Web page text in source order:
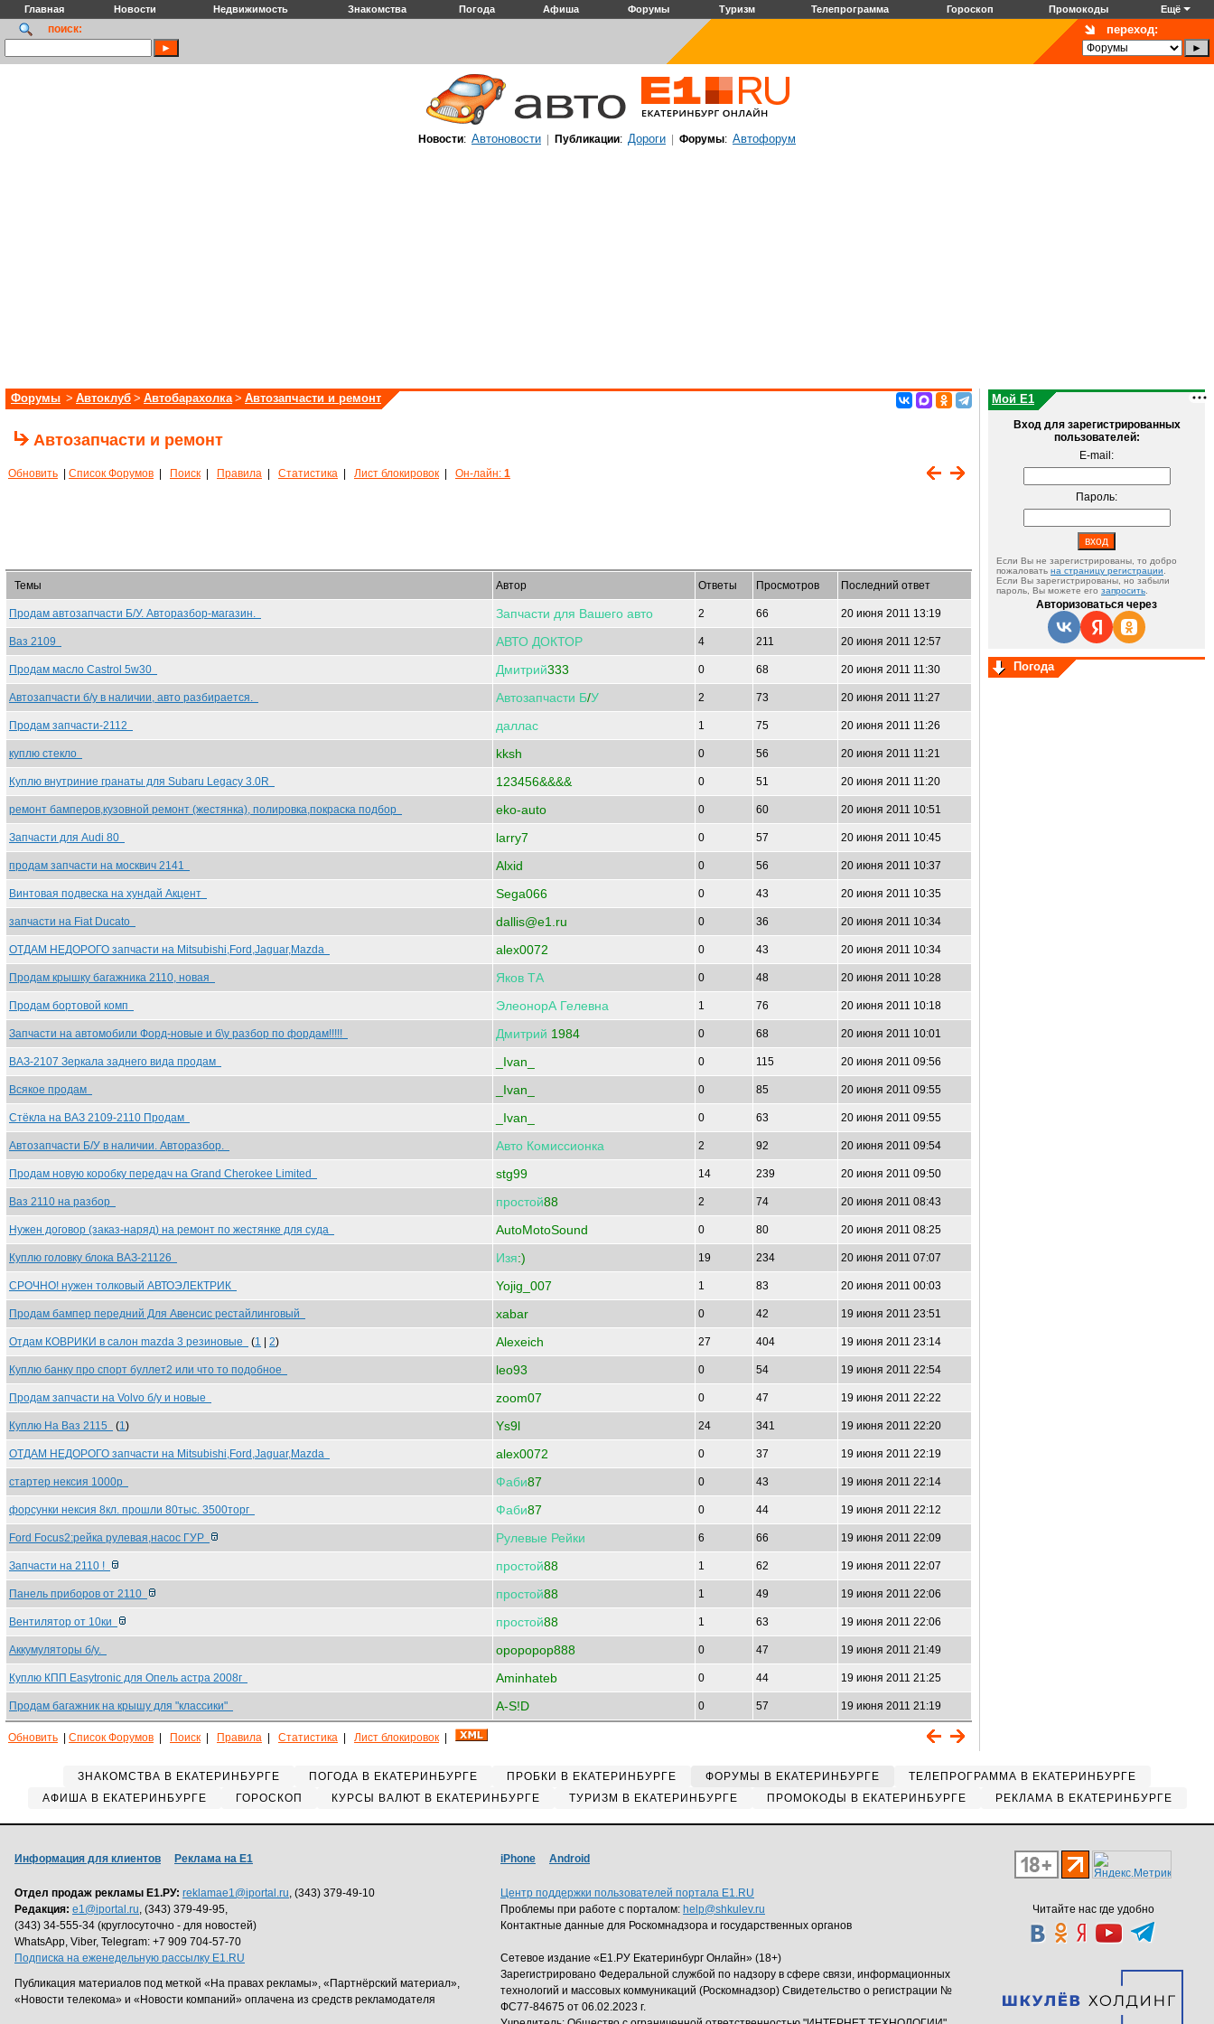
Главная Новости Недвижимость Знакомства Погода Афиша Форумы Туризм Телепрограмма Гороскоп Промокоды Ещё
поиск: переход:
Новости: Автоновости Публикации: Дороги Форумы: Автофорум
Форумы > Автоклуб > Автобарахолка > Автозапчасти и ремонт
Автозапчасти и ремонт
Обновить Список Форумов Поиск Правила Статистика Лист блокировок Он-лайн: 1
Темы Автор Ответы Просмотров Последний ответ
Продам автозапчасти Б/У. Авторазбор-магазин. Запчасти для Вашего авто 2 66 20 июня 2011 13:19
Ваз 2109 АВТО ДОКТОР 4 211 20 июня 2011 12:57
Продам масло Castrol 5w30 Дмитрий333 0 68 20 июня 2011 11:30
Автозапчасти б/у в наличии, авто разбирается. Автозапчасти Б/У 2 73 20 июня 2011 11:27
Продам запчасти-2112 даллас 1 75 20 июня 2011 11:26
куплю стекло kksh 0 56 20 июня 2011 11:21
Куплю внутриние гранаты для Subaru Legacy 3.0R 123456&&&& 0 51 20 июня 2011 11:20
ремонт бамперов,кузовной ремонт (жестянка), полировка,покраска подбор eko-auto 0 60 20 июня 2011 10:51
Запчасти для Audi 80 larry7 0 57 20 июня 2011 10:45
продам запчасти на москвич 2141 Alxid 0 56 20 июня 2011 10:37
Винтовая подвеска на хундай Акцент Sega066 0 43 20 июня 2011 10:35
запчасти на Fiat Ducato dallis@e1.ru 0 36 20 июня 2011 10:34
ОТДАМ НЕДОРОГО запчасти на Mitsubishi,Ford,Jaguar,Mazda alex0072 0 43 20 июня 2011 10:34
Продам крышку багажника 2110, новая Яков ТА 0 48 20 июня 2011 10:28
Продам бортовой комп ЭлеонорА Гелевна 1 76 20 июня 2011 10:18
Запчасти на автомобили Форд-новые и б\у разбор по фордам!!!!! Дмитрий 1984 0 68 20 июня 2011 10:01
ВАЗ-2107 Зеркала заднего вида продам _Ivan_ 0 115 20 июня 2011 09:56
Всякое продам _Ivan_ 0 85 20 июня 2011 09:55
Стёкла на ВАЗ 2109-2110 Продам _Ivan_ 0 63 20 июня 2011 09:55
Автозапчасти Б/У в наличии. Авторазбор. Авто Комиссионка 2 92 20 июня 2011 09:54
Продам новую коробку передач на Grand Cherokee Limited stg99 14 239 20 июня 2011 09:50
Ваз 2110 на разбор простой88 2 74 20 июня 2011 08:43
Нужен договор (заказ-наряд) на ремонт по жестянке для суда AutoMotoSound 0 80 20 июня 2011 08:25
Куплю головку блока ВАЗ-21126 Изя:) 19 234 20 июня 2011 07:07
СРОЧНО! нужен толковый АВТОЭЛЕКТРИК Yojig_007 1 83 20 июня 2011 00:03
Продам бампер передний Для Авенсис рестайлинговый xabar 0 42 19 июня 2011 23:51
Отдам КОВРИКИ в салон mazda 3 резиновые (1 2) Alexeich 27 404 19 июня 2011 23:14
Куплю банку про спорт буллет2 или что то подобное leo93 0 54 19 июня 2011 22:54
Продам запчасти на Volvo б/у и новые zoom07 0 47 19 июня 2011 22:22
Куплю На Ваз 2115 (1) Ys9l 24 341 19 июня 2011 22:20
ОТДАМ НЕДОРОГО запчасти на Mitsubishi,Ford,Jaguar,Mazda alex0072 0 37 19 июня 2011 22:19
стартер нексия 1000р Фаби87 0 43 19 июня 2011 22:14
форсунки нексия 8кл. прошли 80тыс. 3500торг Фаби87 0 44 19 июня 2011 22:12
Ford Focus2:рейка рулевая,насос ГУР Рулевые Рейки 6 66 19 июня 2011 22:09
Запчасти на 2110 ! простой88 1 62 19 июня 2011 22:07
Панель приборов от 2110 простой88 1 49 19 июня 2011 22:06
Вентилятор от 10ки простой88 1 63 19 июня 2011 22:06
Аккумуляторы б/у. opopopop888 0 47 19 июня 2011 21:49
Куплю КПП Easytronic для Опель астра 2008г Aminhateb 0 44 19 июня 2011 21:25
Продам багажник на крышу для "классики" A-S!D 0 57 19 июня 2011 21:19
Обновить Список Форумов Поиск Правила Статистика Лист блокировок
Мой E1
Вход для зарегистрированных
пользователей:
E-mail:
Пароль:
Если Вы не зарегистрированы, то добро
пожаловать на страницу регистрации
Если Вы зарегистрированы, но забыли
пароль, Вы можете его запросить
Авторизоваться через
Погода
ЗНАКОМСТВА В ЕКАТЕРИНБУРГЕ ПОГОДА В ЕКАТЕРИНБУРГЕ ПРОБКИ В ЕКАТЕРИНБУРГЕ ФОРУМЫ В ЕКАТЕРИНБУРГЕ
ТЕЛЕПРОГРАММА В ЕКАТЕРИНБУРГЕ
АФИША В ЕКАТЕРИНБУРГЕ
ГОРОСКОП КУРСЫ ВАЛЮТ В ЕКАТЕРИНБУРГЕ ТУРИЗМ В ЕКАТЕРИНБУРГЕ ПРОМОКОДЫ В ЕКАТЕРИНБУРГЕ РЕКЛАМА В ЕКАТЕРИНБУРГЕ
Читайте нас где удобно
Информация для клиентов Реклама на Е1
Отдел продаж рекламы Е1.РУ: reklamae1@iportal.ru, (343) 379-49-10
Редакция: e1@iportal.ru, (343) 379-49-95,
(343) 34-555-34 (круглосуточно - для новостей)
WhatsApp, Viber, Telegram: +7 909 704-57-70
Подписка на еженедельную рассылку E1.RU
Публикация материалов под меткой «На правах рекламы», «Партнёрский материал»,
«Новости телекома» и «Новости компаний» оплачена из средств рекламодателя
iPhone Android
Центр поддержки пользователей портала E1.RU
Проблемы при работе с порталом: help@shkulev.ru
Контактные данные для Роскомнадзора и государственных органов
Сетевое издание «Е1.РУ Екатеринбург Онлайн» (18+)
Зарегистрировано Федеральной службой по надзору в сфере связи, информационных
технологий и массовых коммуникаций (Роскомнадзор) Свидетельство о регистрации №
ФС77-84675 от 06.02.2023 г.